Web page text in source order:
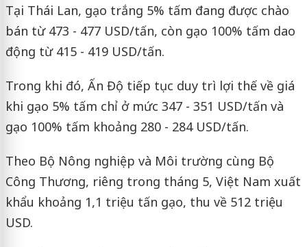
Tại Thái Lan, gạo trắng 5% tấm đang được chào
bán từ 473 - 477 USD/tấn, còn gạo 100% tấm dao
động từ 415 - 419 USD/tấn.
Trong khi đó, Ấn Độ tiếp tục duy trì lợi thế về giá
khi gạo 5% tấm chỉ ở mức 347 - 351 USD/tấn và
gạo 100% tấm khoảng 280 - 284 USD/tấn.
Theo Bộ Nông nghiệp và Môi trường cùng Bộ
Công Thương, riêng trong tháng 5, Việt Nam xuất
khẩu khoảng 1,1 triệu tấn gạo, thu về 512 triệu
USD.